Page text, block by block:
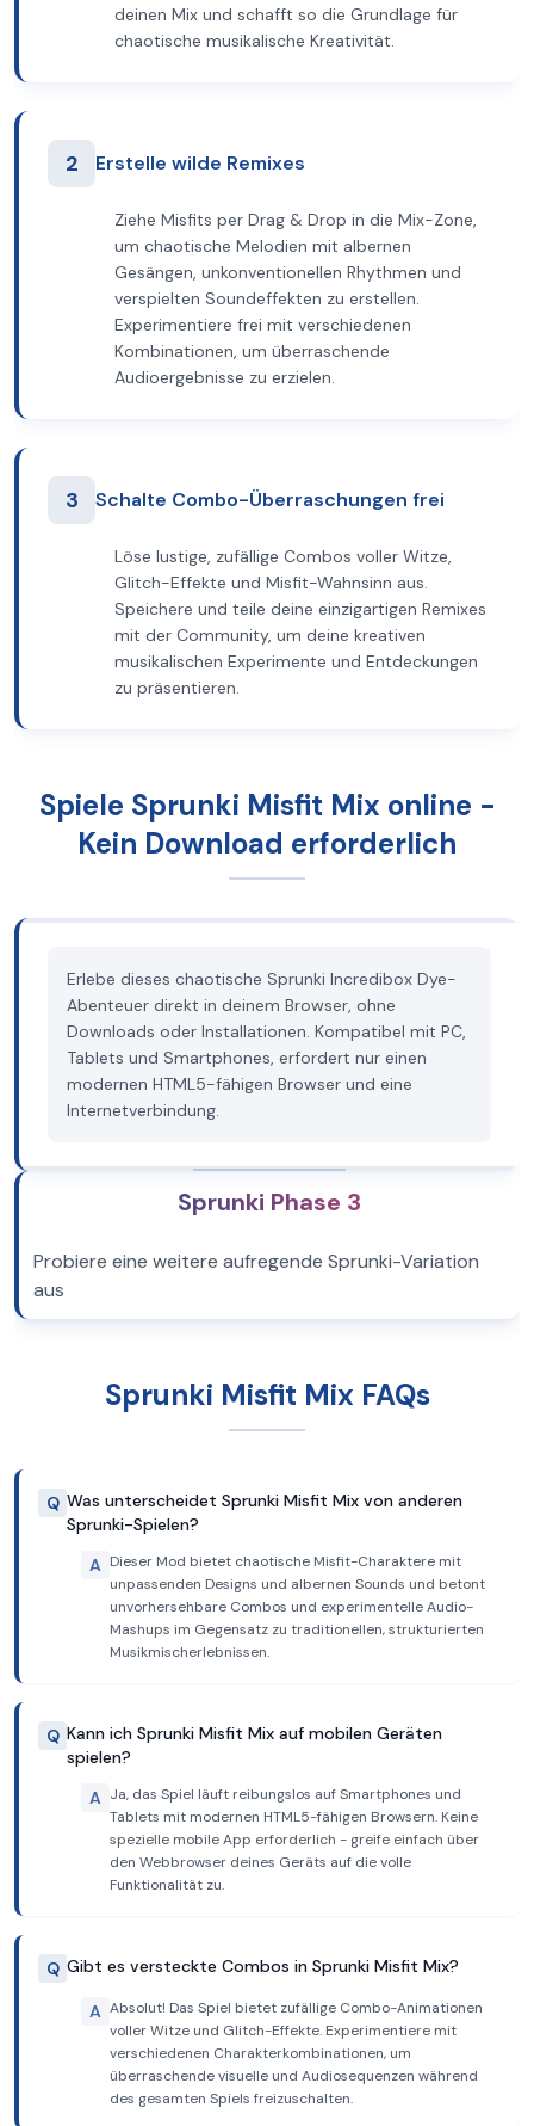
deinen Mix und schafft so die Grundlage für
chaotische musikalische Kreativität.
2 Erstelle wilde Remixes
Ziehe Misfits per Drag & Drop in die Mix-Zone,
um chaotische Melodien mit albernen
Gesängen, unkonventionellen Rhythmen und
verspielten Soundeffekten zu erstellen.
Experimentiere frei mit verschiedenen
Kombinationen, um überraschende
Audioergebnisse zu erzielen.
3 Schalte Combo-Überraschungen frei
Löse lustige, zufällige Combos voller Witze,
Glitch-Effekte und Misfit-Wahnsinn aus.
Speichere und teile deine einzigartigen Remixes
mit der Community, um deine kreativen
musikalischen Experimente und Entdeckungen
zu präsentieren.
Spiele Sprunki Misfit Mix online -
Kein Download erforderlich
Erlebe dieses chaotische Sprunki Incredibox Dye-
Abenteuer direkt in deinem Browser, ohne
Downloads oder Installationen. Kompatibel mit PC,
Tablets und Smartphones, erfordert nur einen
modernen HTML5-fähigen Browser und eine
Internetverbindung.
Sprunki Phase 3
Probiere eine weitere aufregende Sprunki-Variation
aus
Sprunki Misfit Mix FAQs
Q Was unterscheidet Sprunki Misfit Mix von anderen
Sprunki-Spielen?
A Dieser Mod bietet chaotische Misfit-Charaktere mit
unpassenden Designs und albernen Sounds und betont
unvorhersehbare Combos und experimentelle Audio-
Mashups im Gegensatz zu traditionellen, strukturierten
Musikmischerlebnissen.
Q Kann ich Sprunki Misfit Mix auf mobilen Geräten
spielen?
A Ja, das Spiel läuft reibungslos auf Smartphones und
Tablets mit modernen HTML5-fähigen Browsern. Keine
spezielle mobile App erforderlich - greife einfach über
den Webbrowser deines Geräts auf die volle
Funktionalität zu.
Q Gibt es versteckte Combos in Sprunki Misfit Mix?
A Absolut! Das Spiel bietet zufällige Combo-Animationen
voller Witze und Glitch-Effekte. Experimentiere mit
verschiedenen Charakterkombinationen, um
überraschende visuelle und Audiosequenzen während
des gesamten Spiels freizuschalten.